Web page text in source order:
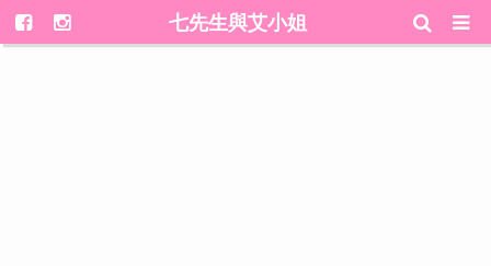
七先生與艾小姐